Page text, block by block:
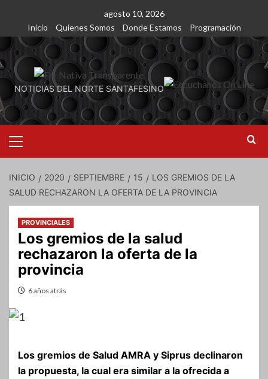
contenido
agosto 10, 2026
Inicio
Quienes Somos Donde Estamos Programación
NOTICIAS DEL NORTE SANTAFESINO
primario
INICIO 2020 SEPTIEMBRE 15
LOS GREMIOS DE LA
SALUD RECHAZARON LA OFERTA DE LA PROVINCIA
PROVINCIALES
Los gremios de la salud
rechazaron la oferta de la
provincia
6 años atrás
Los gremios de Salud AMRA y Siprus declinaron
la propuesta, la cual era similar a la ofrecida a